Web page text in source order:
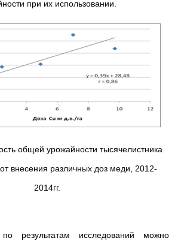
при их использовании.
общей урожайности тысячелистника
внесения различных доз меди, 2012-
2014гг.
результатам исследований можно